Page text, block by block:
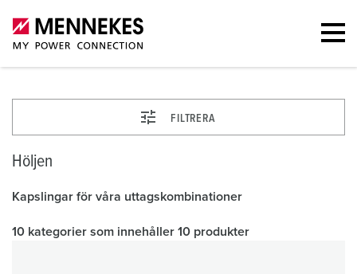
FILTRERA
Höljen
Kapslingar för våra uttagskombinationer
10 kategorier som innehåller 10 produkter